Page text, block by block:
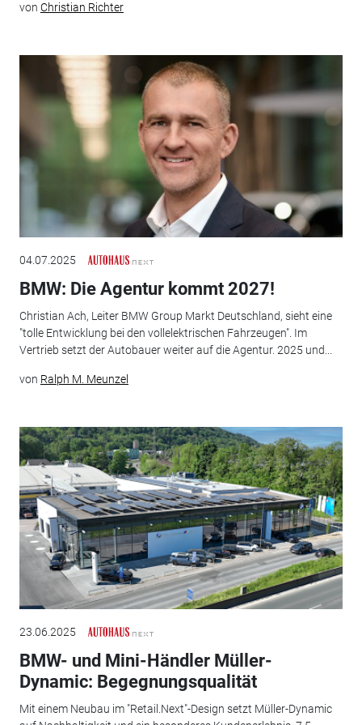
von Christian Richter
04.07.2025
BMW: Die Agentur kommt 2027!
Christian Ach, Leiter BMW Group Markt Deutschland, sieht eine
"tolle Entwicklung bei den vollelektrischen Fahrzeugen". Im
Vertrieb setzt der Autobauer weiter auf die Agentur. 2025 und...
von Ralph M. Meunzel
23.06.2025
BMW- und Mini-Händler Müller-
Dynamic: Begegnungsqualität
Mit einem Neubau im "Retail.Next"-Design setzt Müller-Dynamic